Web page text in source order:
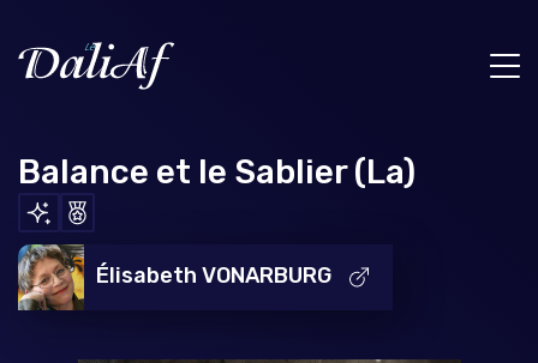
Balance et le Sablier (La)
Élisabeth VONARBURG